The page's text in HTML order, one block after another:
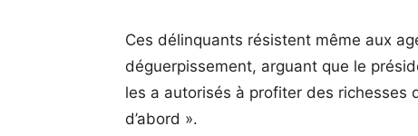
Ces délinquants résistent même aux
déguerpissement, arguant que le
les a autorisés à profiter des richesses
d’abord ».